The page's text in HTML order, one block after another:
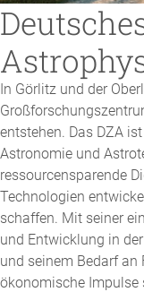
In Görlitz und der
entstehen. Das DZA
Astronomie und
ressourcensparende
Technologien
schaffen. Mit seiner
und Entwicklung in
und seinem Bedarf
ökonomische Impulse